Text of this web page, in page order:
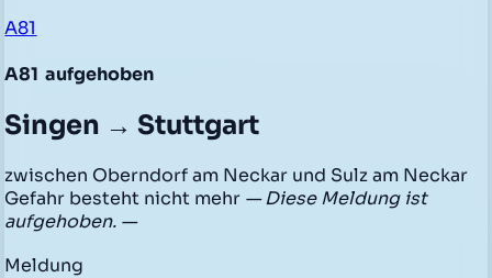
A81
A81 aufgehoben
Singen → Stuttgart
zwischen Oberndorf am Neckar und Sulz am Neckar
Gefahr besteht nicht mehr — Diese Meldung ist
aufgehoben. —
Meldung